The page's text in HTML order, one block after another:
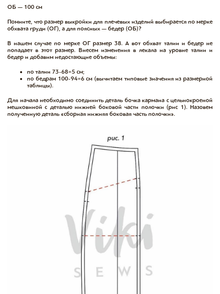
ОБ — 100 см
Помните, что размер выкройки для плечевых изделий выбирается по мерке
обхвата груди (ОГ), а для поясных — бедер (ОБ)?
В нашем случае по мерке ОГ размер 38. А вот обхват талии и бедер не
попадает в этот размер. Внесем изменения в лекала на уровне талии и
бедер и добавим недостающие объемы:
по талии 73-68=5 см;
по бедрам 100-94=6 см (вычитаем типовые значения из размерной
таблицы).
Для начала необходимо соединить деталь бочка кармана с цельнокроеной
мешковиной с деталью нижней боковой части полочки (рис 1). Назовем
полученную деталь «сборная нижняя боковая часть полочки».